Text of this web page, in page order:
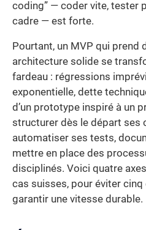
coding” — coder vite, tester
cadre — est forte.
Pourtant, un MVP qui prend
architecture solide se
fardeau : régressions
exponentielle, dette
d’un prototype inspiré à un
structurer dès le départ ses
automatiser ses tests,
mettre en place des
disciplinés. Voici quatre
cas suisses, pour éviter
garantir une vitesse durable.